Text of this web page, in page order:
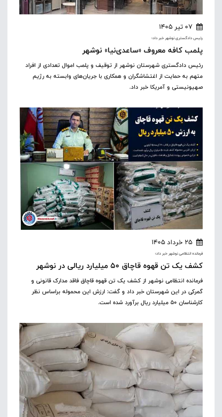
07 تیر 1405
رئیس دادگستری نوشهر خبر داد؛
پلمب کافه معروف «ساعدی‌نیا» نوشهر
رئیس دادگستری شهرستان نوشهر از توقیف و پلمب اموال تعدادی از افراد
متهم به حمایت از اغتشاشگران و همکاری با جریان‌های وابسته به رژیم
صهیونیستی و آمریکا خبر داد.
25 خرداد 1405
فرمانده انتظامی نوشهر خبر داد؛
کشف یک تن قهوه قاچاق ۵۰ میلیارد ریالی در نوشهر
فرمانده انتظامی نوشهر از کشف یک تن قهوه قاچاق فاقد مدارک قانونی و
گمرکی در این شهرستان خبر داد و گفت: ارزش این محموله براساس نظر
کارشناسان ۵۰ میلیارد ریال برآورد شده است.